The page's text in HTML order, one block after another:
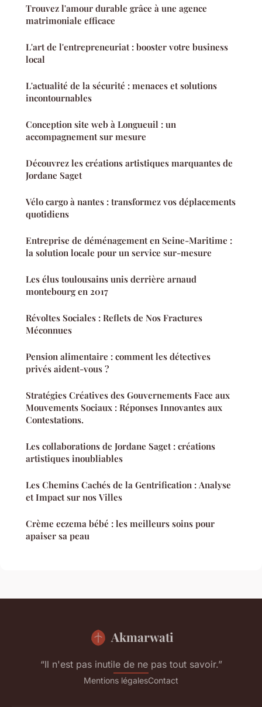
Trouvez l'amour durable grâce à une agence
matrimoniale efficace
L'art de l'entrepreneuriat : booster votre business
local
L'actualité de la sécurité : menaces et solutions
incontournables
Conception site web à Longueuil : un
accompagnement sur mesure
Découvrez les créations artistiques marquantes de
Jordane Saget
Vélo cargo à nantes : transformez vos déplacements
quotidiens
Entreprise de déménagement en Seine-Maritime :
la solution locale pour un service sur-mesure
Les élus toulousains unis derrière arnaud
montebourg en 2017
Révoltes Sociales : Reflets de Nos Fractures
Méconnues
Pension alimentaire : comment les détectives
privés aident-vous ?
Stratégies Créatives des Gouvernements Face aux
Mouvements Sociaux : Réponses Innovantes aux
Contestations.
Les collaborations de Jordane Saget : créations
artistiques inoubliables
Les Chemins Cachés de la Gentrification : Analyse
et Impact sur nos Villes
Crème eczema bébé : les meilleurs soins pour
apaiser sa peau
Akmarwati
“Il n'est pas inutile de ne pas tout savoir.”
Mentions légalesContact